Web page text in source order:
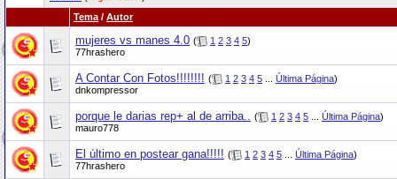
Tema / Autor
mujeres vs manes 4.0 ( 1 2 3 4 5)
77hrashero
A Contar Con Fotos!!!!!!!! ( 1 2 3 4 5 Última Página)
dnkompressor
porque le darias rep+ al de arriba.. ( 1 2 3 4 5 Última Página)
mauro778
El último en postear gana!!!!! ( 1 2 3 4 5 Última Página)
77hrashero